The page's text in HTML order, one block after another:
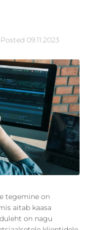
Posted 09.11.2023
tegemine on
aitab kaasa
on nagu